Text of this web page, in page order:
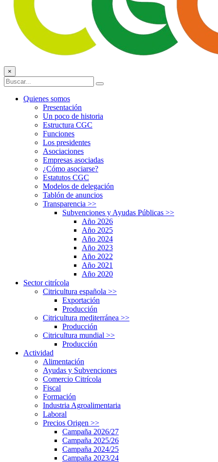
×
Quienes somos
Presentación
Un poco de historia
Estructura CGC
Funciones
Los presidentes
Asociaciones
Empresas asociadas
¿Cómo asociarse?
Estatutos CGC
Modelos de delegación
Tablón de anuncios
Transparencia >>
Subvenciones y Ayudas Públicas >>
Año 2026
Año 2025
Año 2024
Año 2023
Año 2022
Año 2021
Año 2020
Sector citrícola
Citricultura española >>
Exportación
Producción
Citricultura mediterránea >>
Producción
Citricultura mundial >>
Producción
Actividad
Alimentación
Ayudas y Subvenciones
Comercio Citrícola
Fiscal
Formación
Industria Agroalimentaria
Laboral
Precios Origen >>
Campaña 2026/27
Campaña 2025/26
Campaña 2024/25
Campaña 2023/24